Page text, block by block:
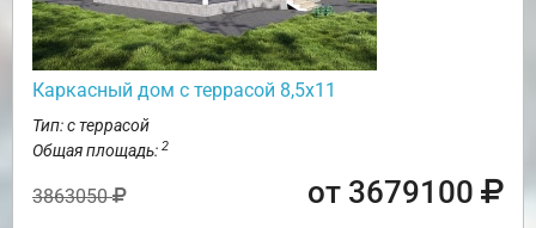
Каркасный дом с террасой 8,5х11
Тип: с террасой
Общая площадь: 2
3863050 от 3679100